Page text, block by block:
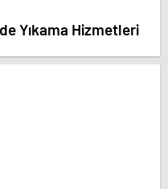
Yıkama Hizmetleri